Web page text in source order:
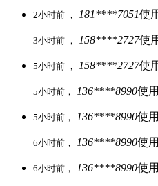
2小时前 ， 181****7051使
3小时前 ， 158****2727使
5小时前 ， 158****2727使
5小时前， 136****8990使
5小时前， 136****8990使
6小时前， 136****8990使
6小时前， 136****8990使